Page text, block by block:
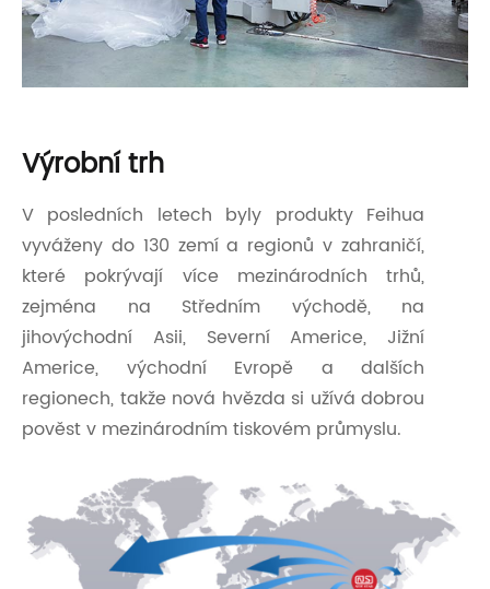
Výrobní trh
V posledních letech byly produkty Feihua
vyváženy do 130 zemí a regionů v zahraničí,
které pokrývají více mezinárodních trhů,
zejména na Středním východě, na
jihovýchodní Asii, Severní Americe, Jižní
Americe, východní Evropě a dalších
regionech, takže nová hvězda si užívá dobrou
pověst v mezinárodním tiskovém průmyslu.